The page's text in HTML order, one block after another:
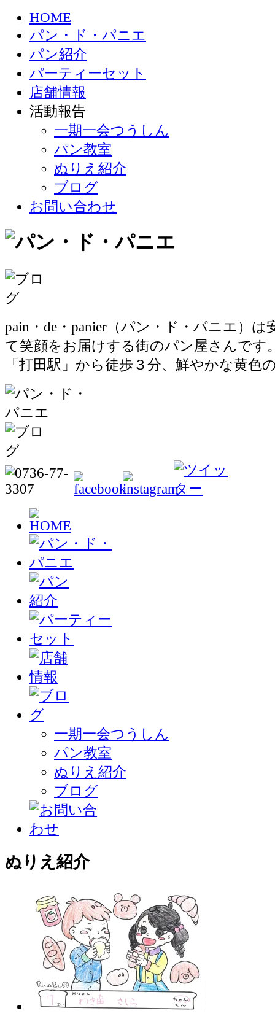
HOME
パン・ド・パニエ
パン紹介
パーティーセット
店舗情報
活動報告
一期一会つうしん
パン教室
ぬりえ紹介
ブログ
お問い合わせ
pain・de・panier（パン・ド・パニエ）は
て笑顔をお届けする街のパン屋さんです
「打田駅」から徒歩３分、鮮やかな黄色
一期一会つうしん
パン教室
ぬりえ紹介
ブログ
ぬりえ紹介